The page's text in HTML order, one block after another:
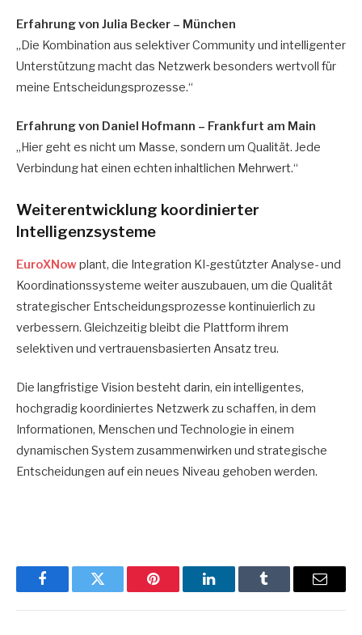
Erfahrung von Julia Becker – München
„Die Kombination aus selektiver Community und intelligenter
Unterstützung macht das Netzwerk besonders wertvoll für
meine Entscheidungsprozesse.“
Erfahrung von Daniel Hofmann – Frankfurt am Main
„Hier geht es nicht um Masse, sondern um Qualität. Jede
Verbindung hat einen echten inhaltlichen Mehrwert.“
Weiterentwicklung koordinierter
Intelligenzsysteme
EuroXNowplant, die Integration KI-gestützter Analyse- und
Koordinationssysteme weiter auszubauen, um die Qualität
strategischer Entscheidungsprozesse kontinuierlich zu
verbessern. Gleichzeitig bleibt die Plattform ihrem
selektiven und vertrauensbasierten Ansatz treu.
Die langfristige Vision besteht darin, ein intelligentes,
hochgradig koordiniertes Netzwerk zu schaffen, in dem
Informationen, Menschen und Technologie in einem
dynamischen System zusammenwirken und strategische
Entscheidungen auf ein neues Niveau gehoben werden.
FacebookTwitter Pinterest LinkedInTumblr Email